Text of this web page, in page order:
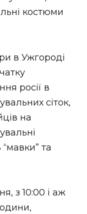
костюми
в Ужгороді
росії в
сіток,
на
та
з 10:00 і аж